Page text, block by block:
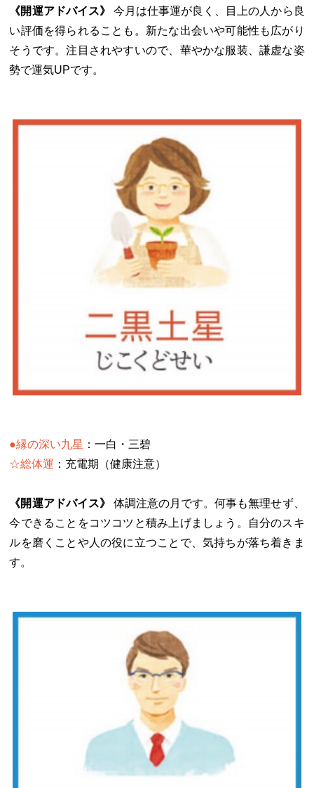
《開運アドバイス》
今月は仕事運が良く、目上の人から良
い評価を得られることも。新たな出会いや可能性も広がり
そうです。注目されやすいので、華やかな服装、謙虚な姿
勢で運気UPです。
●縁の深い九星 ：一白・三碧
☆総体運 ：充電期（健康注意）
《開運アドバイス》
体調注意の月です。何事も無理せず、
今できることをコツコツと積み上げましょう。自分のスキ
ルを磨くことや人の役に立つことで、気持ちが落ち着きま
す。